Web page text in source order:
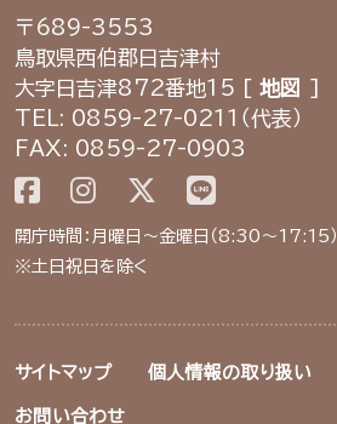
〒689-3553
鳥取県西伯郡日吉津村
大字日吉津872番地15 [ 地図
TEL: 0859-27-0211（代表）
FAX: 0859-27-0903
開庁時間：月曜日～金曜日（8:30～17:15）
※土日祝日を除く
サイトマップ 個人情報の取り扱い
お問い合わせ